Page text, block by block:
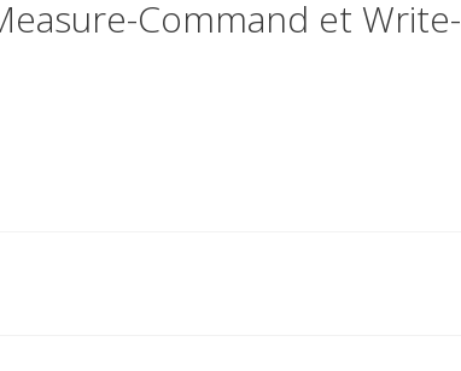
Command et Write-